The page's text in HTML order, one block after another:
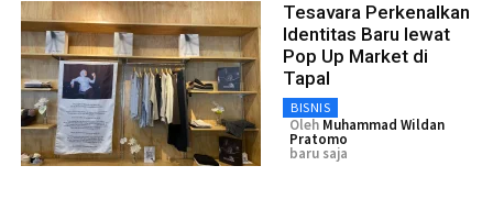
Tesavara Perkenalkan
Identitas Baru lewat
Pop Up Market di
Tapal
BISNIS
Oleh Muhammad Wildan
Pratomo
baru saja